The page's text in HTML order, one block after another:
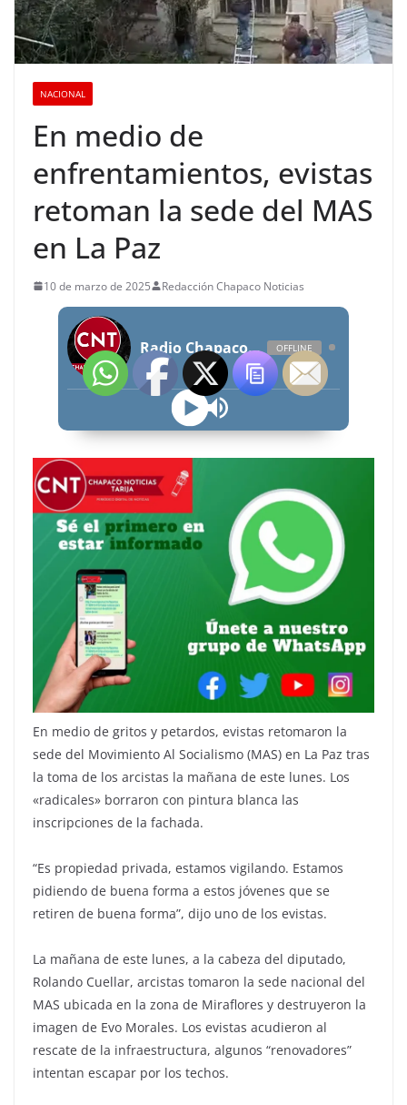
NACIONAL
En medio de
enfrentamientos, evistas
retoman la sede del MAS
en La Paz
10 de marzo de 2025 Redacción Chapaco Noticias
Radio Chapaco Noticias Las 24 horas en vivo OFFLINE
En medio de gritos y petardos, evistas retomaron la
sede del Movimiento Al Socialismo (MAS) en La Paz tras
la toma de los arcistas la mañana de este lunes. Los
«radicales» borraron con pintura blanca las
inscripciones de la fachada.
“Es propiedad privada, estamos vigilando. Estamos
pidiendo de buena forma a estos jóvenes que se
retiren de buena forma”, dijo uno de los evistas.
La mañana de este lunes, a la cabeza del diputado,
Rolando Cuellar, arcistas tomaron la sede nacional del
MAS ubicada en la zona de Miraflores y destruyeron la
imagen de Evo Morales. Los evistas acudieron al
rescate de la infraestructura, algunos “renovadores”
intentan escapar por los techos.